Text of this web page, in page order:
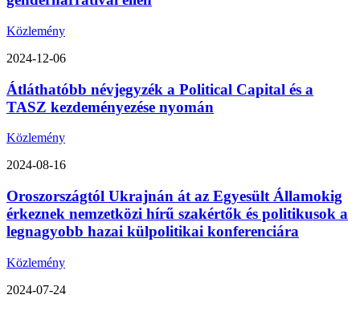
Közlemény
2024-12-06
Átláthatóbb névjegyzék a Political Capital és a
TASZ kezdeményezése nyomán
Közlemény
2024-08-16
Oroszországtól Ukrajnán át az Egyesült Államokig
érkeznek nemzetközi hírű szakértők és politikusok a
legnagyobb hazai külpolitikai konferenciára
Közlemény
2024-07-24